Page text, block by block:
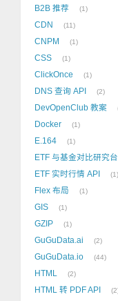
B2B 推荐 1
CDN 11
CNPM 1
CSS 1
ClickOnce 1
DNS 查询 API 2
DevOpenClub 教案
Docker 1
E.164 1
ETF 与基金对比研究台
ETF 实时行情 API 1
Flex 布局 1
GIS 1
GZIP 1
GuGuData.ai 2
GuGuData.io 44
HTML 2
HTML 转 PDF API 2